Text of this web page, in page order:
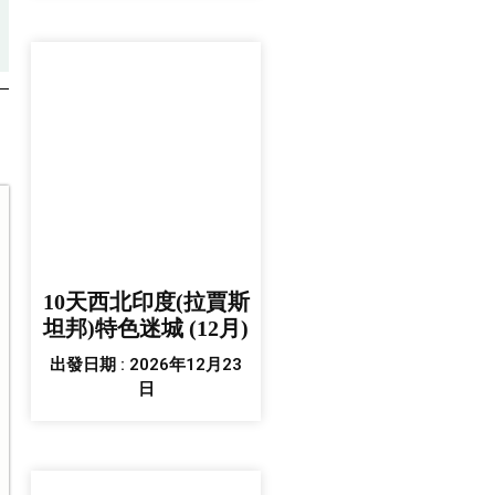
10天西北印度(拉賈斯
坦邦)特色迷城 (12月)
出發日期 : 2026年12月23
日